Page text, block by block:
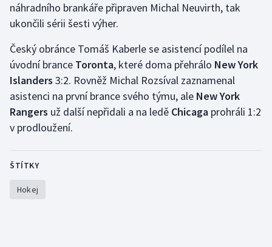
náhradního brankáře připraven Michal Neuvirth, tak
ukončili sérii šesti výher.
Český obránce Tomáš Kaberle se asistencí podílel na
úvodní brance Toronta, které doma přehrálo New York
Islanders 3:2. Rovněž Michal Rozsíval zaznamenal
asistenci na první brance svého týmu, ale New York
Rangers už další nepřidali a na ledě Chicaga prohráli 1:2
v prodloužení.
ŠTÍTKY
Hokej